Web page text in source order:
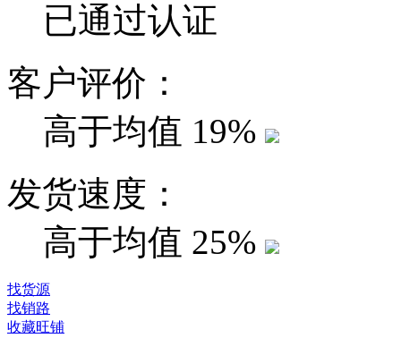
已通过认证
客户评价：
高于均值 19%
发货速度：
高于均值 25%
找货源
找销路
收藏旺铺